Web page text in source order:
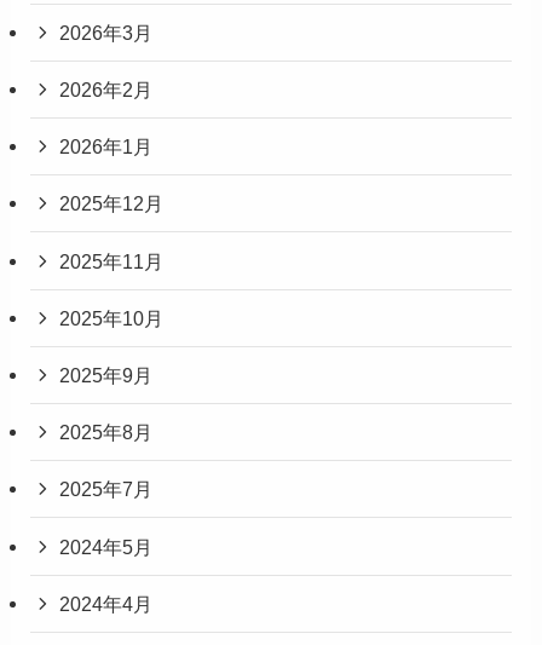
2026年3月
2026年2月
2026年1月
2025年12月
2025年11月
2025年10月
2025年9月
2025年8月
2025年7月
2024年5月
2024年4月